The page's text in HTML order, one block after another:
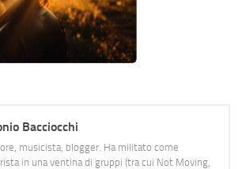
Bacciocchi
musicista, blogger. Ha militato come
in una ventina di gruppi (tra cui Not Moving,